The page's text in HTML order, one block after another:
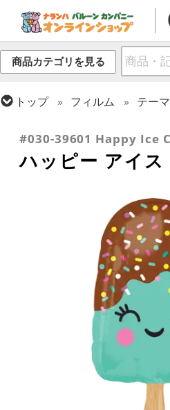
商品カテゴリを見る
トップ フィルム テーマ
#030-39601 Happy Ice
ハッピー アイ